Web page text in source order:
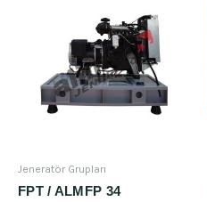
Jeneratör Grupları
FPT / ALMFP 34